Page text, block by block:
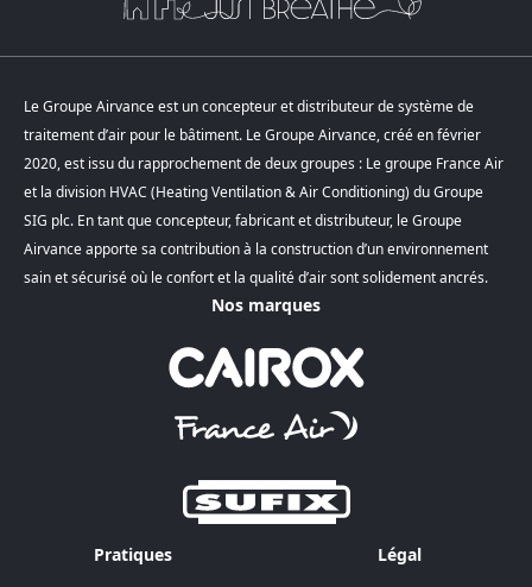
Le Groupe Airvance est un concepteur et distributeur de système de
traitement d’air pour le bâtiment. Le Groupe Airvance, créé en février
2020, est issu du rapprochement de deux groupes : Le groupe France Air
et la division HVAC (Heating Ventilation & Air Conditioning) du Groupe
SIG plc. En tant que concepteur, fabricant et distributeur, le Groupe
Airvance apporte sa contribution à la construction d’un environnement
sain et sécurisé où le confort et la qualité d’air sont solidement ancrés.
Nos marques
Pratiques Légal